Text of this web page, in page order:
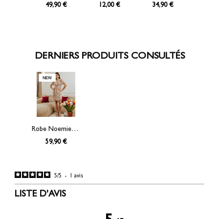
49,90 €
12,00 €
34,90 €
DERNIERS PRODUITS CONSULTÉS
Robe Noemie corset
59,90 €
5/5 - avis
LISTE D'AVIS